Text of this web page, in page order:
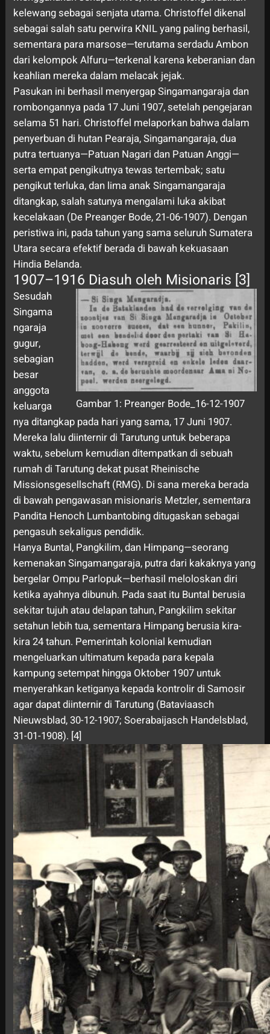
kelewang sebagai senjata utama. Christoffel dikenal
sebagai salah satu perwira KNIL yang paling berhasil,
sementara para marsose—terutama serdadu Ambon
dari kelompok Alfuru—terkenal karena keberanian dan
keahlian mereka dalam melacak jejak.
Pasukan ini berhasil menyergap Singamangaraja dan
rombongannya pada 17 Juni 1907, setelah pengejaran
selama 51 hari. Christoffel melaporkan bahwa dalam
penyerbuan di hutan Pearaja, Singamangaraja, dua
putra tertuanya—Patuan Nagari dan Patuan Anggi—
serta empat pengikutnya tewas tertembak; satu
pengikut terluka, dan lima anak Singamangaraja
ditangkap, salah satunya mengalami luka akibat
kecelakaan (De Preanger Bode, 21-06-1907). Dengan
peristiwa ini, pada tahun yang sama seluruh Sumatera
Utara secara efektif berada di bawah kekuasaan
Hindia Belanda.
1907–1916 Diasuh oleh Misionaris [3]
Gambar 1: Preanger Bode_16-12-1907
Sesudah
Singama
ngaraja
gugur,
sebagian
besar
anggota
keluarga
nya ditangkap pada hari yang sama, 17 Juni 1907.
Mereka lalu diinternir di Tarutung untuk beberapa
waktu, sebelum kemudian ditempatkan di sebuah
rumah di Tarutung dekat pusat Rheinische
Missionsgesellschaft (RMG). Di sana mereka berada
di bawah pengawasan misionaris Metzler, sementara
Pandita Henoch Lumbantobing ditugaskan sebagai
pengasuh sekaligus pendidik.
Hanya Buntal, Pangkilim, dan Himpang—seorang
kemenakan Singamangaraja, putra dari kakaknya yang
bergelar Ompu Parlopuk—berhasil meloloskan diri
ketika ayahnya dibunuh. Pada saat itu Buntal berusia
sekitar tujuh atau delapan tahun, Pangkilim sekitar
setahun lebih tua, sementara Himpang berusia kira-
kira 24 tahun. Pemerintah kolonial kemudian
mengeluarkan ultimatum kepada para kepala
kampung setempat hingga Oktober 1907 untuk
menyerahkan ketiganya kepada kontrolir di Samosir
agar dapat diinternir di Tarutung (Bataviaasch
Nieuwsblad, 30-12-1907; Soerabaijasch Handelsblad,
31-01-1908). [4]